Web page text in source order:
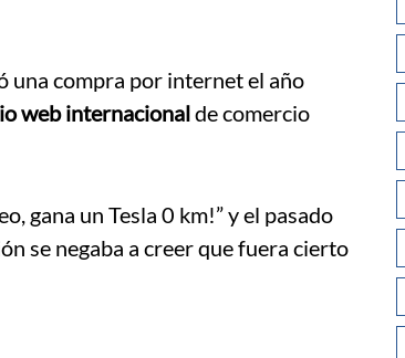
una compra por internet el año
web internacionalde comercio
gana un Tesla 0 km!” y el pasado
se negaba a creer que fuera cierto